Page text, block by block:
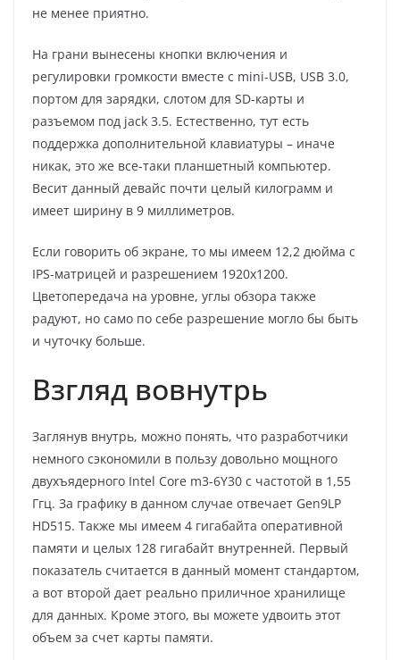
не менее приятно.
На грани вынесены кнопки включения и
регулировки громкости вместе с mini-USB, USB 3.0,
портом для зарядки, слотом для SD-карты и
разъемом под jack 3.5. Естественно, тут есть
поддержка дополнительной клавиатуры – иначе
никак, это же все-таки планшетный компьютер.
Весит данный девайс почти целый килограмм и
имеет ширину в 9 миллиметров.
Если говорить об экране, то мы имеем 12,2 дюйма с
IPS-матрицей и разрешением 1920х1200.
Цветопередача на уровне, углы обзора также
радуют, но само по себе разрешение могло бы быть
и чуточку больше.
Взгляд вовнутрь
Заглянув внутрь, можно понять, что разработчики
немного сэкономили в пользу довольно мощного
двухъядерного Intel Core m3-6Y30 с частотой в 1,55
Ггц. За графику в данном случае отвечает Gen9LP
HD515. Также мы имеем 4 гигабайта оперативной
памяти и целых 128 гигабайт внутренней. Первый
показатель считается в данный момент стандартом,
а вот второй дает реально приличное хранилище
для данных. Кроме этого, вы можете удвоить этот
объем за счет карты памяти.